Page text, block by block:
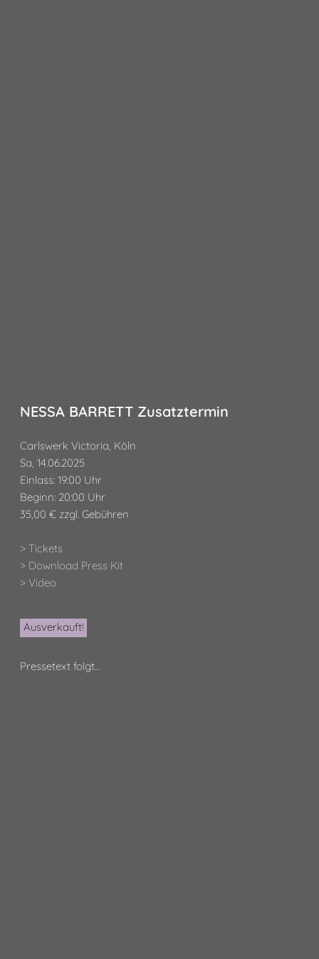
NESSA BARRETT Zusatztermin
Carlswerk Victoria, Köln
Sa, 14.06.2025
Einlass: 19:00 Uhr
Beginn: 20:00 Uhr
35,00 € zzgl. Gebühren
> Tickets
> Download Press Kit
> Video
Ausverkauft!
Pressetext folgt…